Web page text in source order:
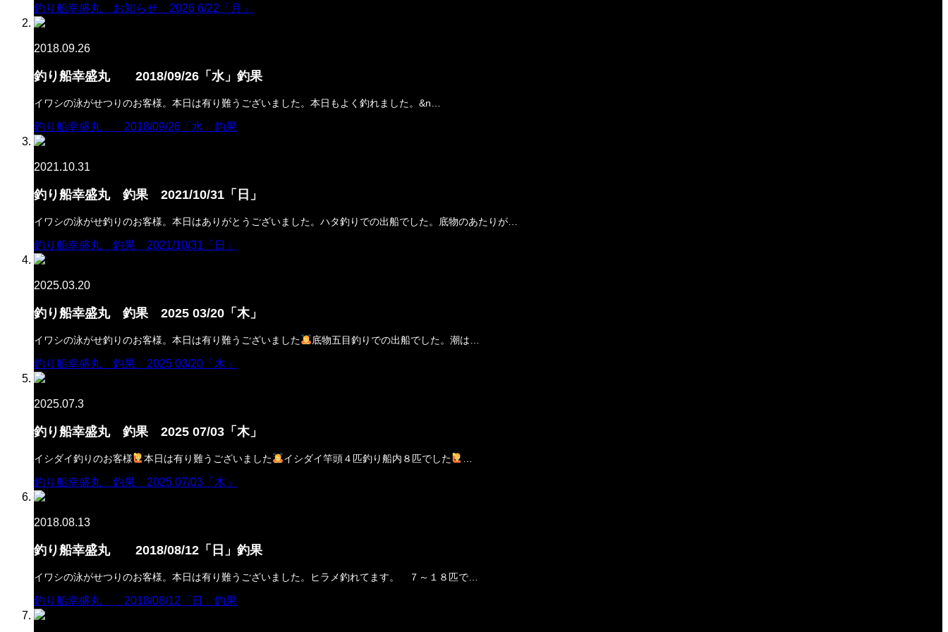
釣り船幸盛丸 お知らせ 2026 6/22「月」
2018.09.26
釣り船幸盛丸 2018/09/26「水」釣果
イワシの泳がせつりのお客様。本日は有り難うございました。本日もよく釣れました。&n…
釣り船幸盛丸 2018/09/26「水」釣果
2021.10.31
釣り船幸盛丸 釣果 2021/10/31「日」
イワシの泳がせ釣りのお客様。本日はありがとうございました。ハタ釣りでの出船でした。底物のあたりが…
釣り船幸盛丸 釣果 2021/10/31「日」
2025.03.20
釣り船幸盛丸 釣果 2025 03/20「木」
イワシの泳がせ釣りのお客様。本日は有り難うございました 底物五目釣りでの出船でした。潮は…
釣り船幸盛丸 釣果 2025 03/20「木」
2025.07.3
釣り船幸盛丸 釣果 2025 07/03「木」
イシダイ釣りのお客様 本日は有り難うございました イシダイ竿頭４匹釣り船内８匹でした
釣り船幸盛丸 釣果 2025 07/03「木」
2018.08.13
釣り船幸盛丸 2018/08/12「日」釣果
イワシの泳がせつりのお客様。本日は有り難うございました。ヒラメ釣れてます。 ７～１８匹で…
釣り船幸盛丸 2018/08/12「日」釣果